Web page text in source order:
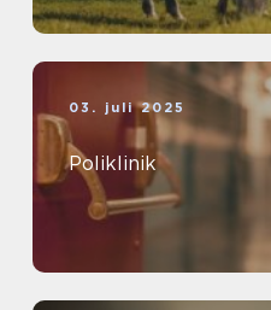
03. juli 2025
Poliklinik